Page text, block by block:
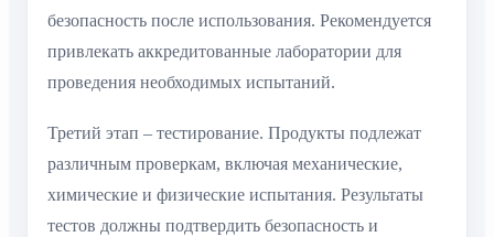
безопасность после использования. Рекомендуется
привлекать аккредитованные лаборатории для
проведения необходимых испытаний.
Третий этап – тестирование. Продукты подлежат
различным проверкам, включая механические,
химические и физические испытания. Результаты
тестов должны подтвердить безопасность и